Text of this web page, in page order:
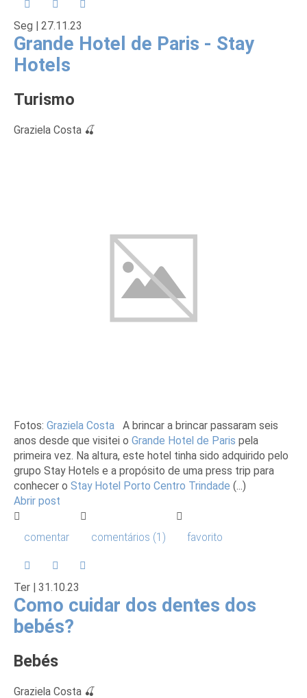
Seg | 27.11.23
Grande Hotel de Paris - Stay
Hotels
Turismo
Graziela Costa 🍒
Fotos: Graziela CostaA brincar a brincar passaram seis
anos desde que visitei o Grande Hotel de Paris pela
primeira vez. Na altura, este hotel tinha sido adquirido pelo
grupo Stay Hotels e a propósito de uma press trip para
conhecer o Stay Hotel Porto Centro Trindade (...)
Abrir post
comentar comentários (1) favorito
Ter | 31.10.23
Como cuidar dos dentes dos
bebés?
Bebés
Graziela Costa 🍒